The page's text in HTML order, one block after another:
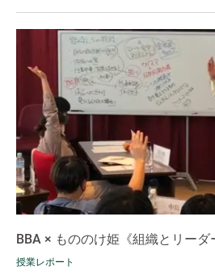
BBA × もののけ姫《組織とリーダ
授業レポート